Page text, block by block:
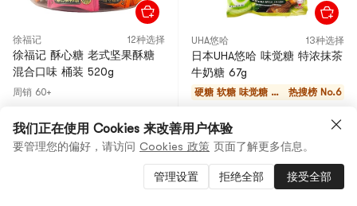
徐福记 12种选择
徐福记 酥心糖 老式坚果酥糖
混合口味 桶装 520g
周销 60+
$17.99
UHA悠哈 13种选择
日本UHA悠哈 味觉糖 特浓抹茶
牛奶糖 67g
硬糖 软糖 味觉糖 巧
热搜榜 No.6
$2.89
礼卡专享价: $2.37
我们正在使用 Cookies 来改善用户体验
要管理您的偏好，请访问 Cookies 政策 页面了解更多信息。
管理设置 拒绝全部 接受全部